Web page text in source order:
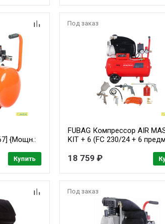
{Мощн.:
Купить
Под заказ
FUBAG Компрессор AIR
KIT + 6 (FC 230/24 + 6
18 759 ₽
Под заказ